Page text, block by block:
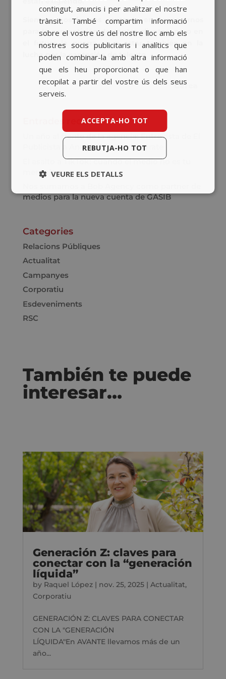
Siempre nos hemos centrado en prepararnos
para la competición de captar clientes, pero en
el futuro la guerra va a estar también en
lucha por la captación de talento.
Entrades recents
Un año al frente de la agencia: Entrevista de El
Publicista a Ana Rodríguez de Zárate
El asalto a TikTok: cuando el medio no es tu
mensaje
medios para la nueva cuenta de GASIB
Categories
Relacions Públiques
Actualitat
Campanyes
Corporatiu
Esdeveniments
RSC
También te puede
interesar…
Generación Z: claves para
conectar con la “generación
líquida”
by Raquel López| nov. 25, 2025| Actualitat,
Corporatiu
GENERACIÓN Z: CLAVES PARA CONECTAR
CON LA "GENERACIÓN
LÍQUIDA"En AVANTE llevamos más de un
año...
ENGLISH
contingut, anuncis i per analitzar el nostre
trànsit. També compartim informació
sobre el vostre ús del nostre lloc amb els
nostres socis publicitaris i analítics que
poden combinar-la amb altra informació
que els heu proporcionat o que han
recopilat a partir del vostre ús dels seus
serveis.
ACCEPTA-HO TOT
REBUTJA-HO TOT
VEURE ELS DETALLS